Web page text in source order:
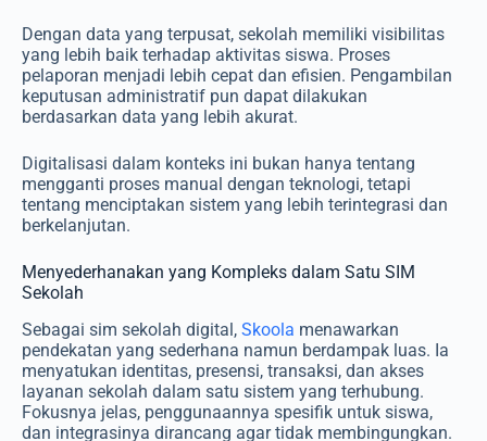
Dengan data yang terpusat, sekolah memiliki visibilitas
yang lebih baik terhadap aktivitas siswa. Proses
pelaporan menjadi lebih cepat dan efisien. Pengambilan
keputusan administratif pun dapat dilakukan
berdasarkan data yang lebih akurat.
Digitalisasi dalam konteks ini bukan hanya tentang
mengganti proses manual dengan teknologi, tetapi
tentang menciptakan sistem yang lebih terintegrasi dan
berkelanjutan.
Menyederhanakan yang Kompleks dalam Satu SIM
Sekolah
Sebagai sim sekolah digital, Skoola menawarkan
pendekatan yang sederhana namun berdampak luas. Ia
menyatukan identitas, presensi, transaksi, dan akses
layanan sekolah dalam satu sistem yang terhubung.
Fokusnya jelas, penggunaannya spesifik untuk siswa,
dan integrasinya dirancang agar tidak membingungkan.